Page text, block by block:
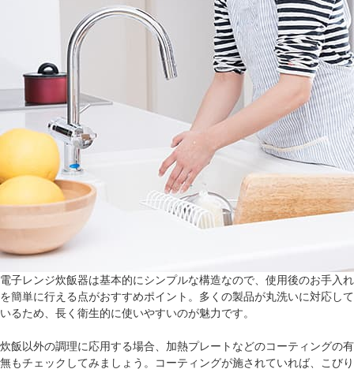
電子レンジ炊飯器は基本的にシンプルな構造なので、使用後のお手入れ
を簡単に行える点がおすすめポイント。多くの製品が丸洗いに対応して
いるため、長く衛生的に使いやすいのが魅力です。
炊飯以外の調理に応用する場合、加熱プレートなどのコーティングの有
無もチェックしてみましょう。コーティングが施されていれば、こびり